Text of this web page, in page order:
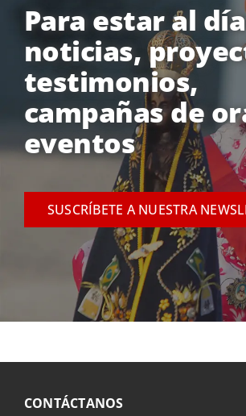
Para estar al
noticias,
testimonios,
campañas de
eventos
SUSCRÍBETE A NUESTRA
CONTÁCTANOS